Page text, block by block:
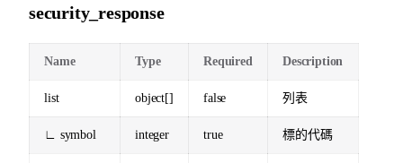
security_response
Name Type Required Description
list object[] false 列表
∟ symbol integer true 標的代碼